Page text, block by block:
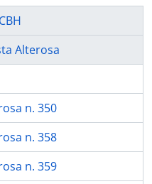
Alterosa
n. 350
n. 358
n. 359